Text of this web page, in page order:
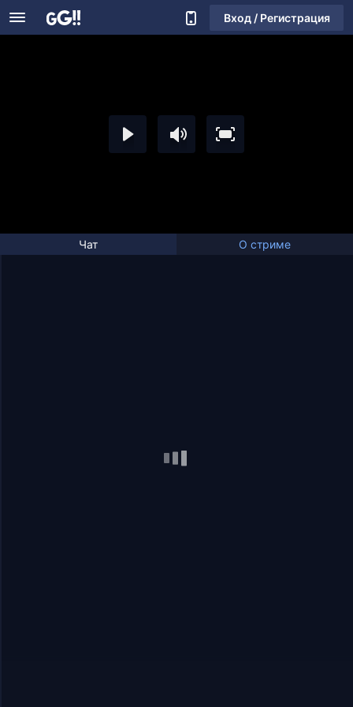
Вход / Регистрация
Чат О стриме